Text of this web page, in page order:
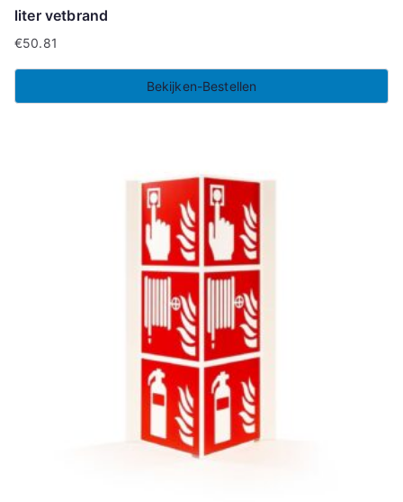
liter vetbrand
€50.81
Bekijken-Bestellen